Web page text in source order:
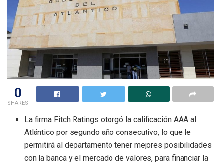
0
SHARES
La firma Fitch Ratings otorgó la calificación AAA al
Atlántico por segundo año consecutivo, lo que le
permitirá al departamento tener mejores posibilidades
con la banca y el mercado de valores, para financiar la